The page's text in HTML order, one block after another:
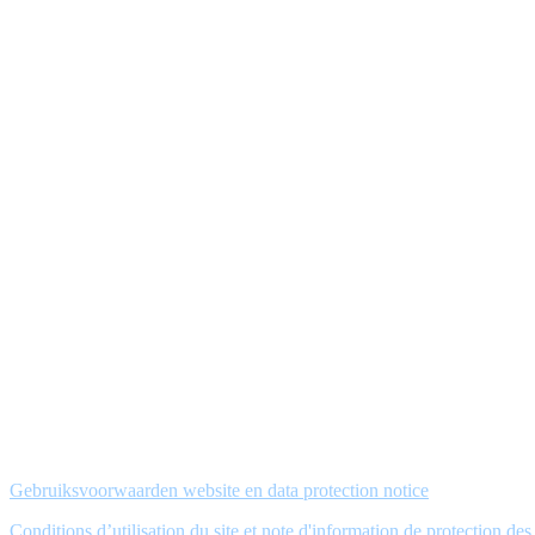
Gebruiksvoorwaarden website en data protection notice
Conditions d’utilisation du site et note d'information de protection des